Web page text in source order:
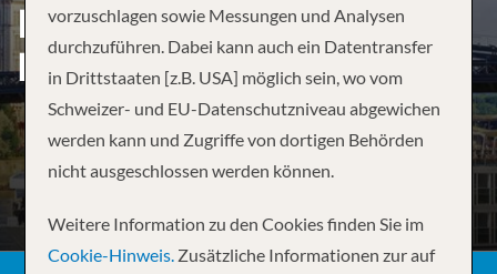
RHINE HIGHLIGHTS –
BASEL TO AMSTERDAM
vorzuschlagen sowie Messungen und Analysen
durchzuführen. Dabei kann auch ein Datentransfer
in Drittstaaten [z.B. USA] möglich sein, wo vom
Schweizer- und EU-Datenschutzniveau abgewichen
werden kann und Zugriffe von dortigen Behörden
nicht ausgeschlossen werden können.
Weitere Information zu den Cookies finden Sie im
Cookie-Hinweis. Zusätzliche Informationen zur auf